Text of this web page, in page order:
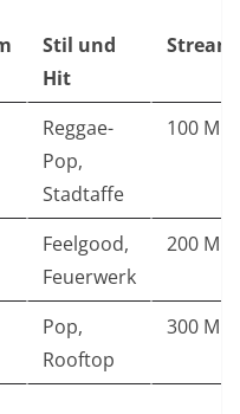
Stil und
Hit
Reggae-
Pop,
Stadtaffe
100 Mio.
Feelgood,
Feuerwerk
200 Mio.
Pop,
Rooftop
300 Mio.